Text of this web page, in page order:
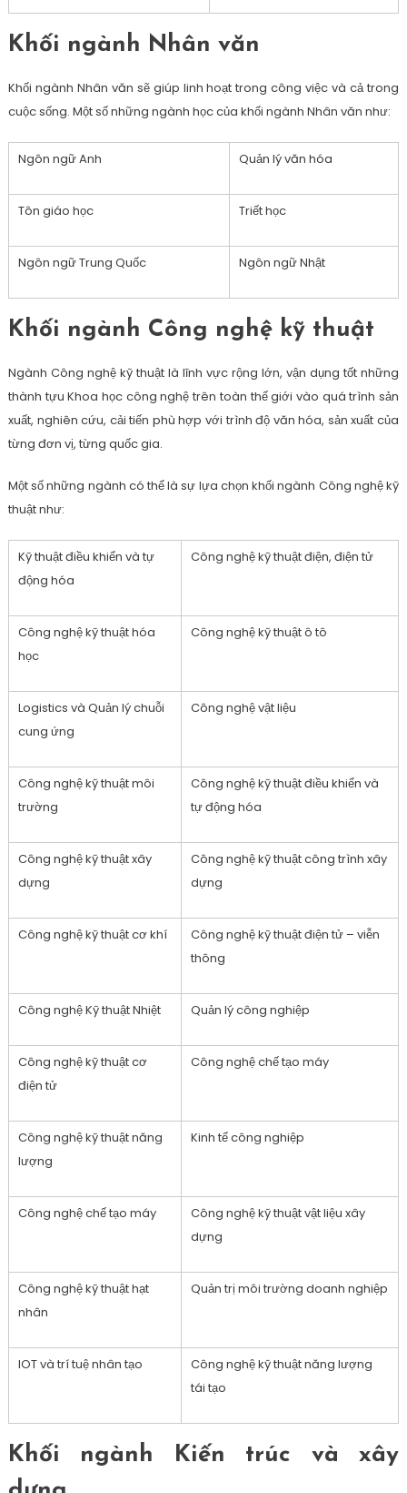
Khối ngành Nhân văn
Khối ngành Nhân văn sẽ giúp linh hoạt trong công việc và cả trong
cuộc sống. Một số những ngành học của khối ngành Nhân văn như:
Ngôn ngữ Anh Quản lý văn hóa
Tôn giáo học Triết học
Ngôn ngữ Trung Quốc Ngôn ngữ Nhật
Khối ngành Công nghệ kỹ thuật
Ngành Công nghệ kỹ thuật là lĩnh vực rộng lớn, vận dụng tốt những
thành tựu Khoa học công nghệ trên toàn thế giới vào quá trình sản
xuất, nghiên cứu, cải tiến phù hợp với trình độ văn hóa, sản xuất của
từng đơn vị, từng quốc gia.
Một số những ngành có thể là sự lựa chọn khối ngành Công nghệ kỹ
thuật như:
Kỹ thuật điều khiển và tự
động hóa
Công nghệ kỹ thuật điện, điện tử
Công nghệ kỹ thuật hóa
học
Công nghệ kỹ thuật ô tô
Logistics và Quản lý chuỗi
cung ứng
Công nghệ vật liệu
Công nghệ kỹ thuật môi
trường
Công nghệ kỹ thuật điều khiển và
tự động hóa
Công nghệ kỹ thuật xây
dựng
Công nghệ kỹ thuật công trình xây
dựng
Công nghệ kỹ thuật cơ khí
Công nghệ kỹ thuật điện tử – viễn
thông
Công nghệ Kỹ thuật Nhiệt Quản lý công nghiệp
Công nghệ kỹ thuật cơ
điện tử
Công nghệ chế tạo máy
Công nghệ kỹ thuật năng
lượng
Kinh tế công nghiệp
Công nghệ chế tạo máy
Công nghệ kỹ thuật vật liệu xây
dựng
Công nghệ kỹ thuật hạt
nhân
Quản trị môi trường doanh nghiệp
IOT và trí tuệ nhân tạo
Công nghệ kỹ thuật năng lượng
tái tạo
Khối ngành Kiến trúc và xây